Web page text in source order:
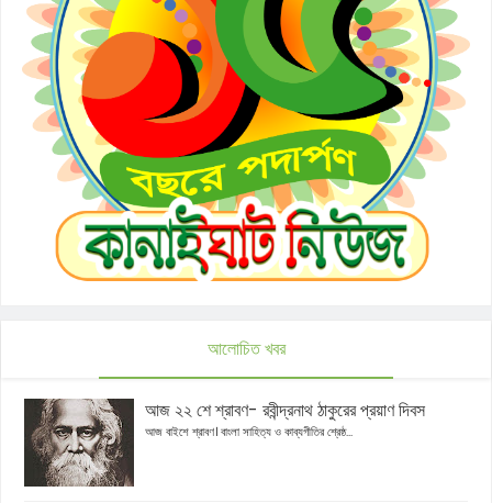
আলোচিত খবর
আজ ২২ শে শ্রাবণ- রবীন্দ্রনাথ ঠাকুরের প্রয়াণ দিবস
আজ বাইশে শ্রাবণ। বাংলা সাহিত্য ও কাব্যগীতির শ্রেষ্ঠ...